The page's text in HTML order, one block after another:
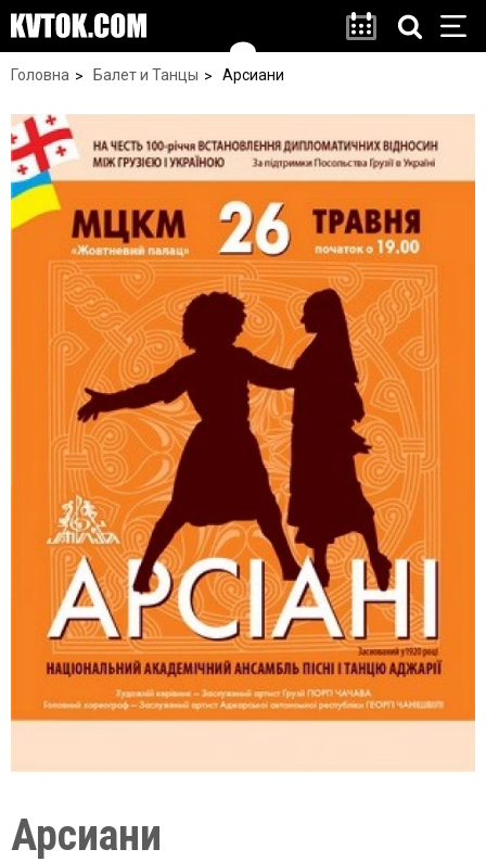
Головна Балет и Танцы Арсиани
Арсиани